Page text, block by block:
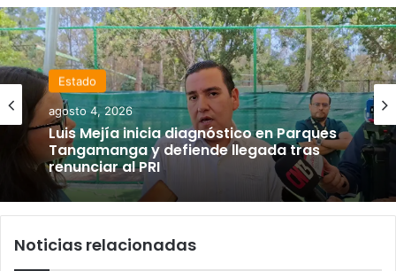
Estado
agosto 4, 2026
Luis Mejía inicia diagnóstico en Parques
Tangamanga y defiende llegada tras
renunciar al PRI
Noticias relacionadas